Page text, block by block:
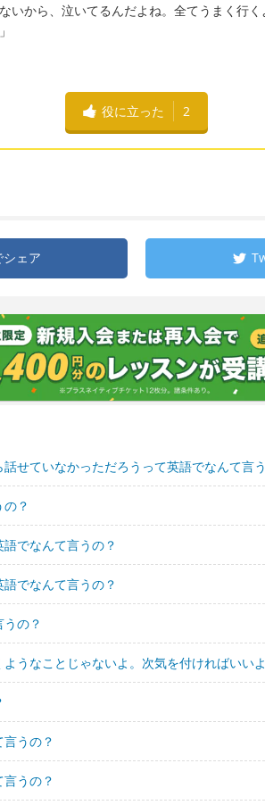
いから、泣いてるんだよね。全てうまく行
役に立った 2
シェア
せていなかっただろうって英語でなんて言
？
でなんて言うの？
でなんて言うの？
の？
うなことじゃないよ。次気を付ければいい
うの？
うの？